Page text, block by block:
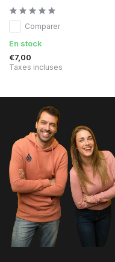
Comparer
En stock
€7,00
Taxes incluses